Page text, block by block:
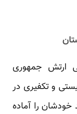
ارتش جمهوری
و تکفیری در
خودشان را آماده